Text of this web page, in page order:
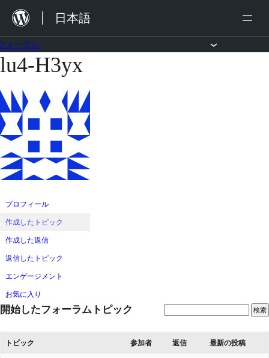
を
ス
ッ
プ
日本語
ォーラム
コ
テ
ン
ツ
へ
ス
ッ
プ
lu4-H3yx
プロフィール
作成したトピック
作成した返信
返信したトピック
エンゲージメント
お気に入り
開始したフォーラムトピック
トピック 参加者 返信 最新の投稿